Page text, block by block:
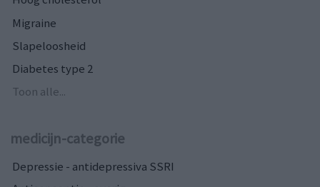
Migraine
Slapeloosheid
Diabetes type 2
Toon alle...
medicijn-categorie
Depressie - antidepressiva SSRI